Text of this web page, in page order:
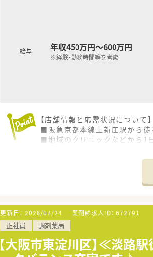
給与 年収450万円～600万円
※経験・勤務時間等を考慮
【店舗情報と応需状況について】
■阪急京都本線上新庄駅から徒
■地域のクリニックなどから1
■大阪府内を中心に店舗展開
■代表自身が現役の薬剤師と
■調剤事業だけでなく自社製剤
【求人情報について】
■年収は経験や能力を考慮し、
■個人のスキルや実績によって
■固定残業代が含まれる場合が
更新日： 2026/07/24 薬剤師求人ID： 672791
正社員 調剤薬局
【大阪市東淀川区】≪淡路